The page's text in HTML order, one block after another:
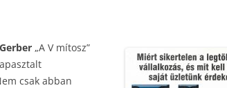
„A V mítosz”
csak abban